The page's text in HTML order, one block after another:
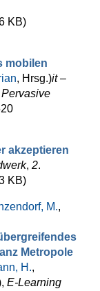
KB)
mobilen
, Hrsg.)it –
akzeptieren
, 2.
KB)
M.,
Metropole
H.,
, E-Learning